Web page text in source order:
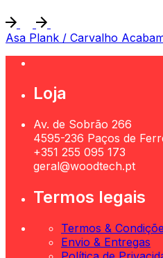
Asa Plank / Carvalho
Loja
Av. de Sobrão 266
4595-236 Paços de
+351 255 095 173
geral@woodtech.pt
Termos legais
Termos &
Envio & Entregas